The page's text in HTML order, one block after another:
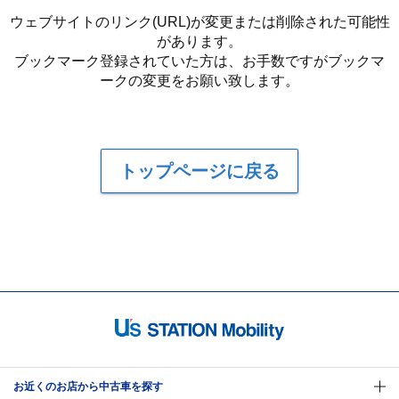
ウェブサイトのリンク(URL)が変更または削除された可能性
があります。
ブックマーク登録されていた方は、お手数ですがブックマ
ークの変更をお願い致します。
トップページに戻る
お近くのお店から中古車を探す